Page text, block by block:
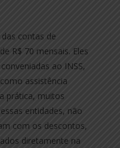
contas de
R$ 70 mensais. Eles
ao INSS,
assistência
prática, muitos
entidades, não
com os descontos,
diretamente na